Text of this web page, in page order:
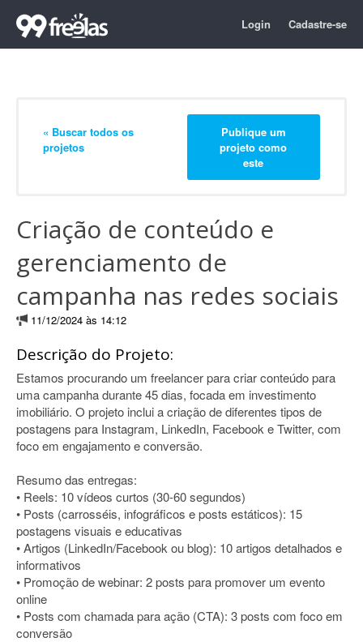
Login Cadastre-se
« Buscar todos os
projetos
Publique um
projeto como
este
Criação de conteúdo e
gerenciamento de
campanha nas redes sociais
11/12/2024 às 14:12
Descrição do Projeto:
Estamos procurando um freelancer para criar conteúdo para
uma campanha durante 45 dias, focada em investimento
imobiliário. O projeto inclui a criação de diferentes tipos de
postagens para Instagram, LinkedIn, Facebook e Twitter, com
foco em engajamento e conversão.
Resumo das entregas:
• Reels: 10 vídeos curtos (30-60 segundos)
• Posts (carrosséis, infográficos e posts estáticos): 15
postagens visuais e educativas
• Artigos (LinkedIn/Facebook ou blog): 10 artigos detalhados e
informativos
• Promoção de webinar: 2 posts para promover um evento
online
• Posts com chamada para ação (CTA): 3 posts com foco em
conversão